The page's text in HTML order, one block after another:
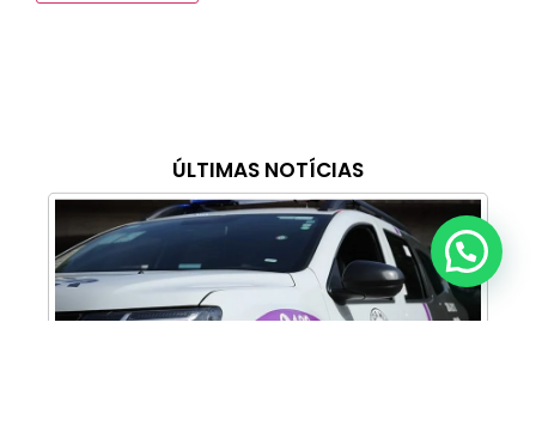
ÚLTIMAS NOTÍCIAS
Anunciar ou recomendar matéria